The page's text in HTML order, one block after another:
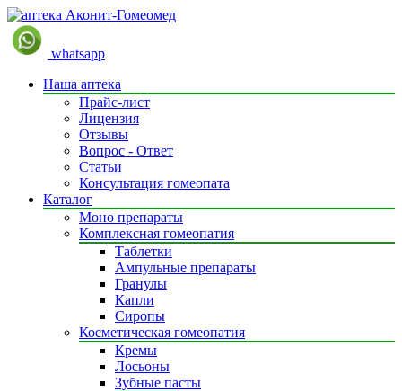
whatsapp
Наша аптека
Прайс-лист
Лицензия
Отзывы
Вопрос - Ответ
Статьи
Консультация гомеопата
Каталог
Моно препараты
Комплексная гомеопатия
Таблетки
Ампульные препараты
Гранулы
Капли
Сиропы
Косметическая гомеопатия
Кремы
Лосьоны
Зубные пасты